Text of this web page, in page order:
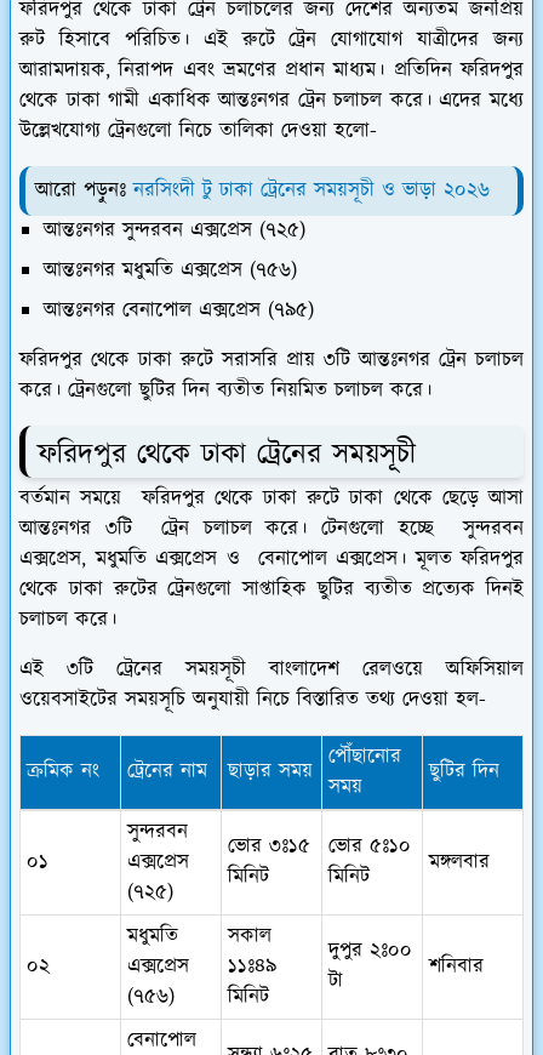
ফরিদপুর থেকে ঢাকা ট্রেন চলাচলের জন্য দেশের অন্যতম জনপ্রিয়
রুট হিসাবে পরিচিত। এই রুটে ট্রেন যোগাযোগ যাত্রীদের জন্য
আরামদায়ক, নিরাপদ এবং ভ্রমণের প্রধান মাধ্যম। প্রতিদিন ফরিদপুর
থেকে ঢাকা গামী একাধিক আন্তঃনগর ট্রেন চলাচল করে। এদের মধ্যে
উল্লেখযোগ্য ট্রেনগুলো নিচে তালিকা দেওয়া হলো-
আরো পড়ুনঃনরসিংদী টু ঢাকা ট্রেনের সময়সূচী ও ভাড়া ২০২৬
আন্তঃনগর সুন্দরবন এক্সপ্রেস (৭২৫)
আন্তঃনগর মধুমতি এক্সপ্রেস (৭৫৬)
আন্তঃনগর বেনাপোল এক্সপ্রেস (৭৯৫)
ফরিদপুর থেকে ঢাকা রুটে সরাসরি প্রায় ৩টি আন্তঃনগর ট্রেন চলাচল
করে। ট্রেনগুলো ছুটির দিন ব্যতীত নিয়মিত চলাচল করে।
ফরিদপুর থেকে ঢাকা ট্রেনের সময়সূচী
বর্তমান সময়ে ফরিদপুর থেকে ঢাকা রুটে ঢাকা থেকে ছেড়ে আসা
আন্তঃনগর ৩টি ট্রেন চলাচল করে। টেনগুলো হচ্ছে সুন্দরবন
এক্সপ্রেস, মধুমতি এক্সপ্রেস ও বেনাপোল এক্সপ্রেস। মূলত ফরিদপুর
থেকে ঢাকা রুটের ট্রেনগুলো সাপ্তাহিক ছুটির ব্যতীত প্রত্যেক দিনই
চলাচল করে।
এই ৩টি ট্রেনের সময়সূচী বাংলাদেশ রেলওয়ে অফিসিয়াল
ওয়েবসাইটের সময়সূচি অনুযায়ী নিচে বিস্তারিত তথ্য দেওয়া হল-
ক্রমিক নং ট্রেনের নাম ছাড়ার সময় পৌঁছানোর
সময়
ছুটির দিন
০১
সুন্দরবন
এক্সপ্রেস
(৭২৫)
ভোর ৩ঃ১৫
মিনিট
ভোর ৫ঃ১০
মিনিট
মঙ্গলবার
০২
মধুমতি
এক্সপ্রেস
(৭৫৬)
সকাল
১১ঃ৪৯
মিনিট
দুপুর ২ঃ০০
টা
শনিবার
বেনাপোল